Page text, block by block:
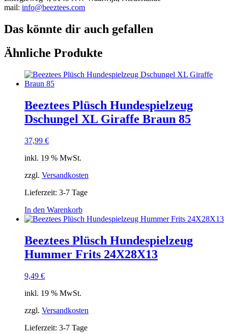
mail: info@beeztees.com
Das könnte dir auch gefallen
Ähnliche Produkte
Beeztees Plüsch Hundespielzeug
Dschungel XL Giraffe Braun 85
37,99 €
inkl. 19 % MwSt.
zzgl. Versandkosten
Lieferzeit: 3-7 Tage
In den Warenkorb
Beeztees Plüsch Hundespielzeug
Hummer Frits 24X28X13
9,49 €
inkl. 19 % MwSt.
zzgl. Versandkosten
Lieferzeit: 3-7 Tage